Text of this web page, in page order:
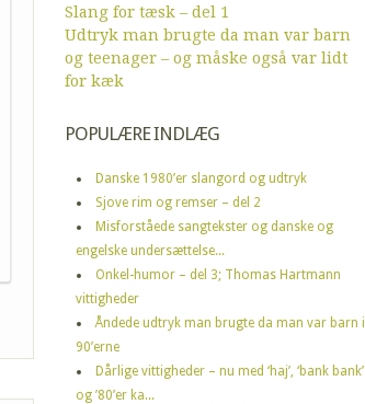
Slang for tæsk – del 1
Udtryk man brugte da man var barn
og teenager – og måske også var lidt
for kæk
POPULÆRE INDLÆG
Danske 1980’er slangord og udtryk
Sjove rim og remser – del 2
Misforståede sangtekster og danske og
engelske undersættelse...
Onkel-humor – del 3; Thomas Hartmann
vittigheder
Åndede udtryk man brugte da man var barn i
90’erne
Dårlige vittigheder – nu med ‘haj’, ‘bank bank’
og ’80’er ka...